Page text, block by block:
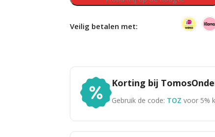
Veilig betalen met:
Korting bij
Gebruik de code: TOZ voor 5%